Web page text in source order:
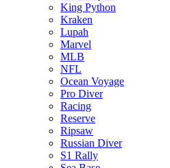
King Python
Kraken
Lupah
Marvel
MLB
NFL
Ocean Voyage
Pro Diver
Racing
Reserve
Ripsaw
Russian Diver
S1 Rally